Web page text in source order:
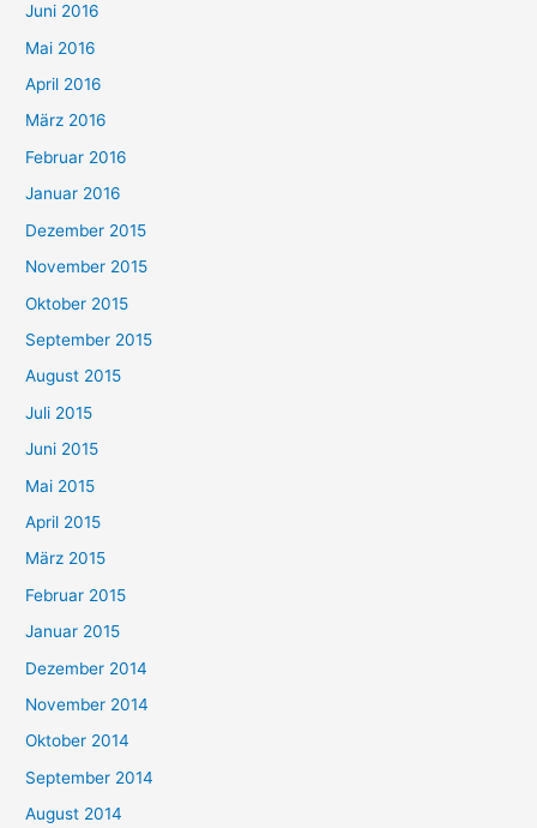
Juni 2016
Mai 2016
April 2016
März 2016
Februar 2016
Januar 2016
Dezember 2015
November 2015
Oktober 2015
September 2015
August 2015
Juli 2015
Juni 2015
Mai 2015
April 2015
März 2015
Februar 2015
Januar 2015
Dezember 2014
November 2014
Oktober 2014
September 2014
August 2014